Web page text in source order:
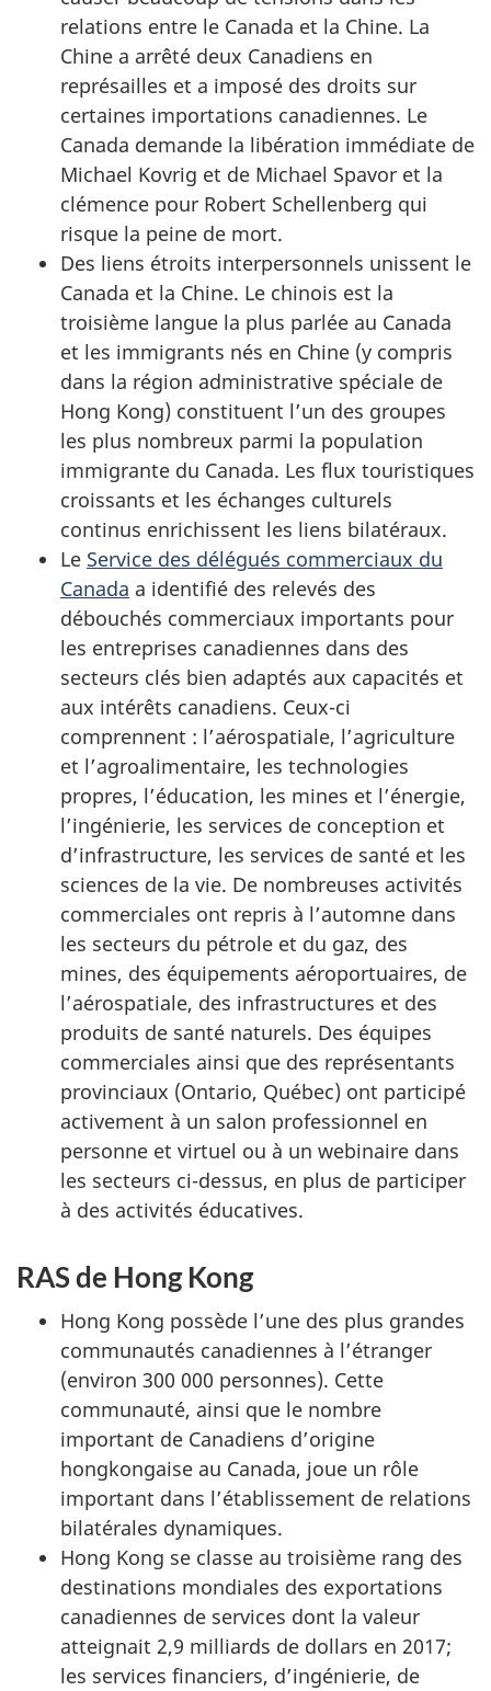
relations entre le Canada et la Chine. La
Chine a arrêté deux Canadiens en
représailles et a imposé des droits sur
certaines importations canadiennes. Le
Canada demande la libération immédiate de
Michael Kovrig et de Michael Spavor et la
clémence pour Robert Schellenberg qui
risque la peine de mort.
Des liens étroits interpersonnels unissent le
Canada et la Chine. Le chinois est la
troisième langue la plus parlée au Canada
et les immigrants nés en Chine (y compris
dans la région administrative spéciale de
Hong Kong) constituent l’un des groupes
les plus nombreux parmi la population
immigrante du Canada. Les flux touristiques
croissants et les échanges culturels
continus enrichissent les liens bilatéraux.
Le Service des délégués commerciaux du
Canada a identifié des relevés des
débouchés commerciaux importants pour
les entreprises canadiennes dans des
secteurs clés bien adaptés aux capacités et
aux intérêts canadiens. Ceux-ci
comprennent : l’aérospatiale, l’agriculture
et l’agroalimentaire, les technologies
propres, l’éducation, les mines et l’énergie,
l’ingénierie, les services de conception et
d’infrastructure, les services de santé et les
sciences de la vie. De nombreuses activités
commerciales ont repris à l’automne dans
les secteurs du pétrole et du gaz, des
mines, des équipements aéroportuaires, de
l’aérospatiale, des infrastructures et des
produits de santé naturels. Des équipes
commerciales ainsi que des représentants
provinciaux (Ontario, Québec) ont participé
activement à un salon professionnel en
personne et virtuel ou à un webinaire dans
les secteurs ci-dessus, en plus de participer
à des activités éducatives.
RAS de Hong Kong
Hong Kong possède l’une des plus grandes
communautés canadiennes à l’étranger
(environ 300 000 personnes). Cette
communauté, ainsi que le nombre
important de Canadiens d’origine
hongkongaise au Canada, joue un rôle
important dans l’établissement de relations
bilatérales dynamiques.
Hong Kong se classe au troisième rang des
destinations mondiales des exportations
canadiennes de services dont la valeur
atteignait 2,9 milliards de dollars en 2017;
les services financiers, d’ingénierie, de